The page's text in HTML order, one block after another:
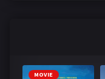
MOVIE